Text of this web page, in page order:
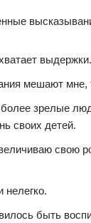
выдержки.
мешают мне,
более зрелые
своих детей.
свою
нелегко.
быть